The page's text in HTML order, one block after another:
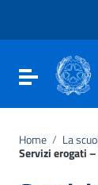
Vai al footer
Attiva /
Home / La
Servizi erogati